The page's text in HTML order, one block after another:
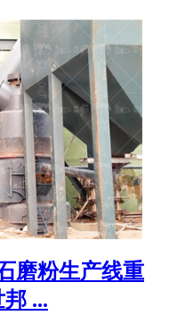
磨粉生产线重
...